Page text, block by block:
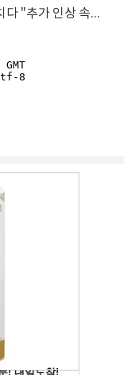
31년 만에 '1% 금리 시대' 연 일본… 우치다 "추가 인상 속도, 중동 정세가 최대 변수“